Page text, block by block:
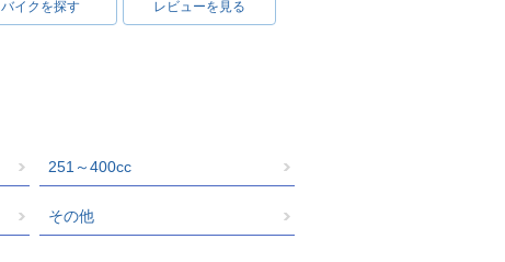
バイクを探す レビューを見る
251～400cc
その他